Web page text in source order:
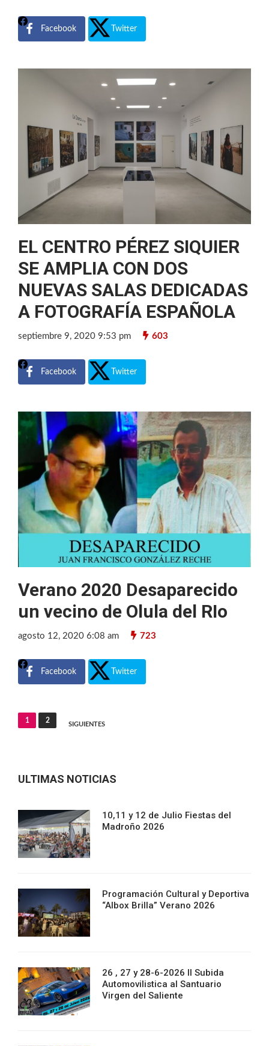
Facebook Twitter
EL CENTRO PÉREZ SIQUIER
SE AMPLIA CON DOS
NUEVAS SALAS DEDICADAS
A FOTOGRAFÍA ESPAÑOLA
septiembre 9, 2020 9:53 pm 603
Facebook Twitter
Verano 2020 Desaparecido
un vecino de Olula del RIo
agosto 12, 2020 6:08 am 723
Facebook Twitter
Navegación
1 2
SIGUIENTES
ULTIMAS NOTICIAS
10,11 y 12 de Julio Fiestas del
Madroño 2026
Programación Cultural y Deportiva
“Albox Brilla” Verano 2026
26 , 27 y 28-6-2026 II Subida
Automovilistica al Santuario
Virgen del Saliente